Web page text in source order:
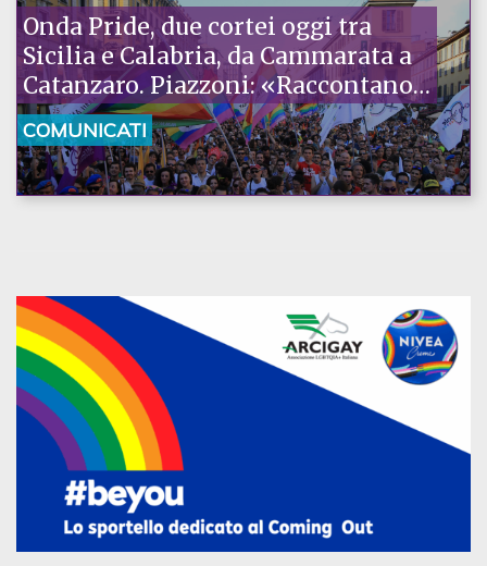
Onda Pride, due cortei oggi tra
Sicilia e Calabria, da Cammarata a
Catanzaro. Piazzoni: «Raccontano
la nostra ostinazione»
COMUNICATI